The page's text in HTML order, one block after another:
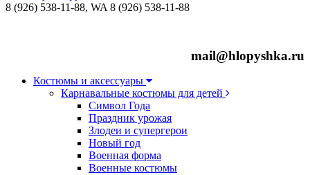
8 (926) 538-11-88, WA 8 (926) 538-11-88
mail@hlopyshka.ru
Костюмы и аксессуары
Карнавальные костюмы для детей
Символ Года
Праздник урожая
Злодеи и супергерои
Новый год
Военная форма
Военные костюмы